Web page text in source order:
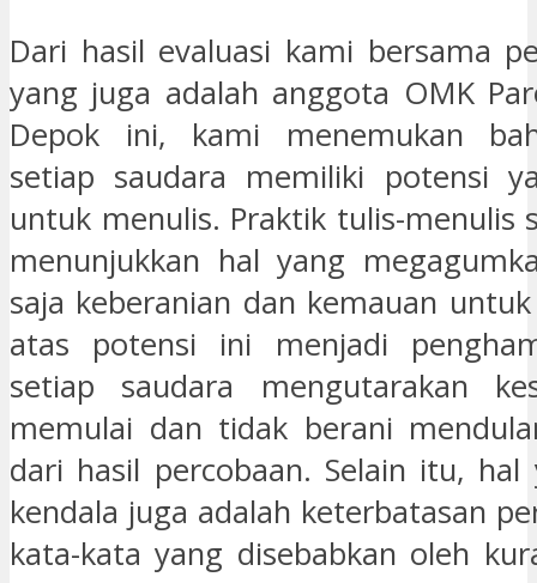
Dari hasil evaluasi kami bersama
yang juga adalah anggota OMK
Depok ini, kami menemukan
setiap saudara memiliki potensi
untuk menulis. Praktik tulis-menulis
menunjukkan hal yang
saja keberanian dan kemauan
atas potensi ini menjadi
setiap saudara mengutarakan
memulai dan tidak berani
dari hasil percobaan. Selain itu, hal
kendala juga adalah keterbatasan
kata-kata yang disebabkan oleh